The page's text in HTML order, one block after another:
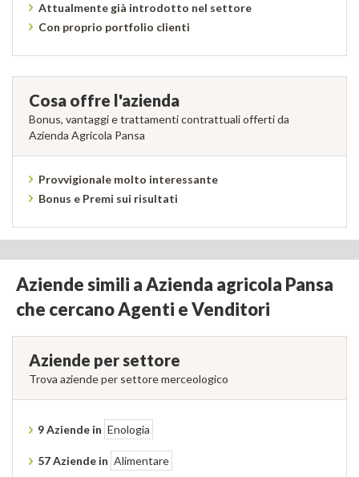
Attualmente già introdotto nel settore
Con proprio portfolio clienti
Cosa offre l'azienda
Bonus, vantaggi e trattamenti contrattuali offerti da
Azienda Agricola Pansa
Provvigionale molto interessante
Bonus e Premi sui risultati
Aziende simili a Azienda agricola Pansa
che cercano Agenti e Venditori
Aziende per settore
Trova aziende per settore merceologico
9 Aziende in Enologia
57 Aziende in Alimentare